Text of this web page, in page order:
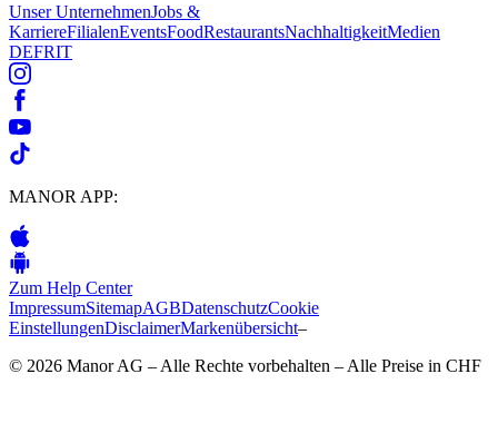
Unser UnternehmenJobs &
KarriereFilialenEventsFoodRestaurantsNachhaltigkeitMedien
DEFRIT
MANOR APP:
Zum Help Center
ImpressumSitemapAGBDatenschutzCookie
EinstellungenDisclaimerMarkenübersicht–
© 2026 Manor AG – Alle Rechte vorbehalten – Alle Preise in CHF